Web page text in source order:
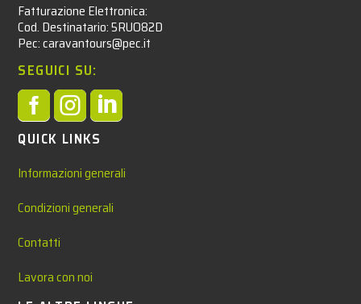
Fatturazione Elettronica:
Cod. Destinatario: 5RUO82D
Pec: caravantours@pec.it
SEGUICI SU:

QUICK LINKS
Informazioni generali
Condizioni generali
Contatti
Lavora con noi